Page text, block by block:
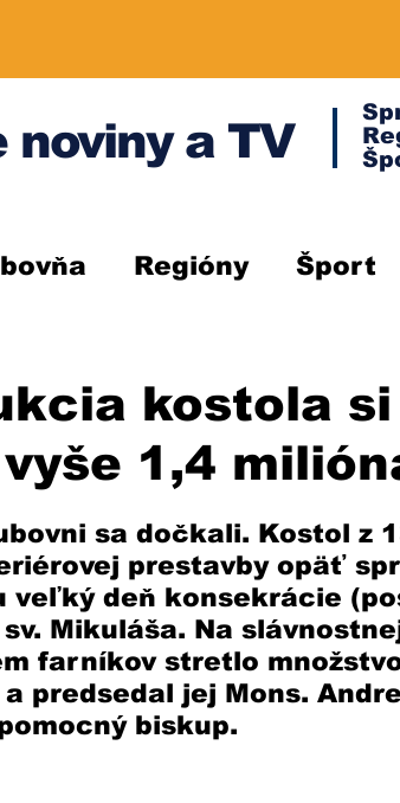
noviny a TV
Regióny Šport
kostola si
1,4
sa dočkali. Kostol z
prestavby opäť
veľký deň konsekrácie
Mikuláša. Na
farníkov stretlo
a predsedal jej Mons.
biskup.